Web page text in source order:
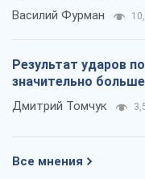
Василий Фурман
Результат ударов
значительно
Дмитрий Томчук
Все мнения